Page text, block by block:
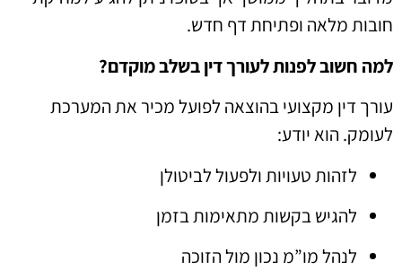
חובות מלאה ופתיחת דף חדש.
למה חשוב לפנות לעורך דין בשלב מוקדם?
עורך דין מקצועי בהוצאה לפועל מכיר את המערכת
לעומק. הוא יודע:
לזהות טעויות ולפעול לביטולן
להגיש בקשות מתאימות בזמן
לנהל מו”מ נכון מול הזוכה